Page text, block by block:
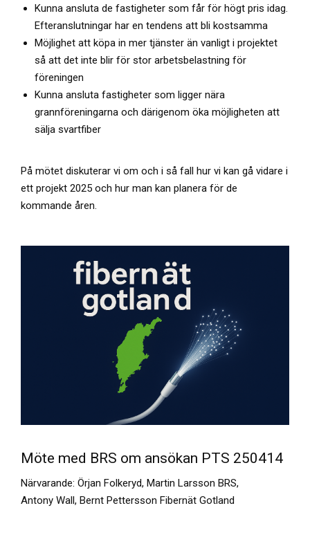
Kunna ansluta de fastigheter som får för högt pris idag.
Efteranslutningar har en tendens att bli kostsamma
Möjlighet att köpa in mer tjänster än vanligt i projektet
så att det inte blir för stor arbetsbelastning för
föreningen
Kunna ansluta fastigheter som ligger nära
grannföreningarna och därigenom öka möjligheten att
sälja svartfiber
På mötet diskuterar vi om och i så fall hur vi kan gå vidare i
ett projekt 2025 och hur man kan planera för de
kommande åren.
Möte med BRS om ansökan PTS 250414
Närvarande: Örjan Folkeryd, Martin Larsson BRS,
Antony Wall, Bernt Pettersson Fibernät Gotland